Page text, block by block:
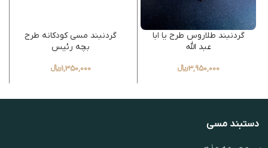
گردنبند طلاروس طرح یا ابا
عبد الله
3,950,000﷼
گردنبند مسی کودکانه طرح
بچه رئیس
1,350,000﷼
دستبند مسی